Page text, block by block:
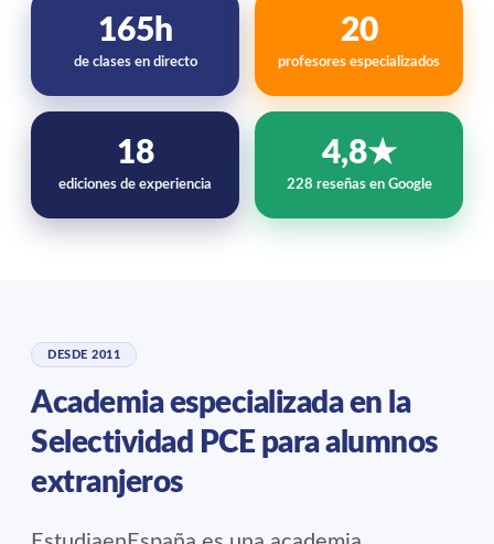
165h
de clases en directo
20
profesores especializados
18
ediciones de experiencia
4,8★
228 reseñas en Google
DESDE 2011
Academia especializada en la
Selectividad PCE para alumnos
extranjeros